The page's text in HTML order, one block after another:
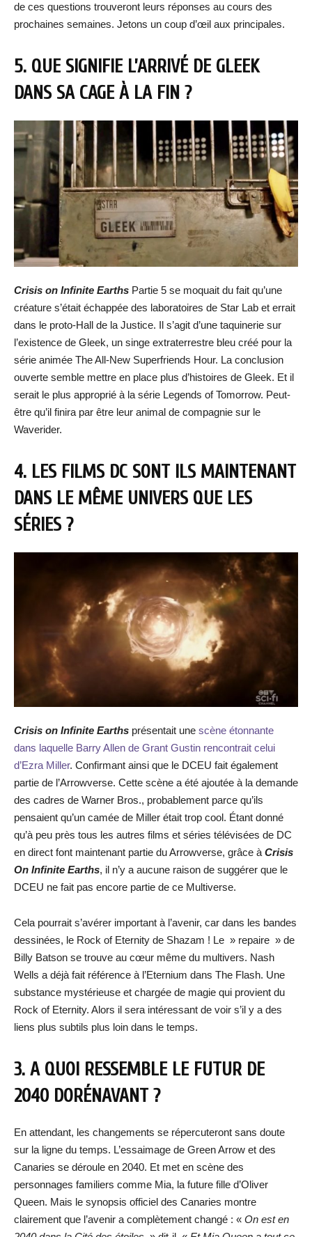
de ces questions trouveront leurs réponses au cours des
prochaines semaines. Jetons un coup d’œil aux principales.
5. QUE SIGNIFIE L’ARRIVÉ DE GLEEK
DANS SA CAGE À LA FIN ?
Crisis on Infinite Earths Partie 5 se moquait du fait qu’une
créature s’était échappée des laboratoires de Star Lab et errait
dans le proto-Hall de la Justice. Il s’agit d’une taquinerie sur
l’existence de Gleek, un singe extraterrestre bleu créé pour la
série animée The All-New Superfriends Hour. La conclusion
ouverte semble mettre en place plus d’histoires de Gleek. Et il
serait le plus approprié à la série Legends of Tomorrow. Peut-
être qu’il finira par être leur animal de compagnie sur le
Waverider.
4. LES FILMS DC SONT ILS MAINTENANT
DANS LE MÊME UNIVERS QUE LES
SÉRIES ?
Crisis on Infinite Earths présentait une scène étonnante
dans laquelle Barry Allen de Grant Gustin rencontrait celui
d’Ezra Miller. Confirmant ainsi que le DCEU fait également
partie de l’Arrowverse. Cette scène a été ajoutée à la demande
des cadres de Warner Bros., probablement parce qu’ils
pensaient qu’un camée de Miller était trop cool. Étant donné
qu’à peu près tous les autres films et séries télévisées de DC
en direct font maintenant partie du Arrowverse, grâce àCrisis
On Infinite Earths, il n’y a aucune raison de suggérer que le
DCEU ne fait pas encore partie de ce Multiverse.
Cela pourrait s’avérer important à l’avenir, car dans les bandes
dessinées, le Rock of Eternity de Shazam ! Le » repaire » de
Billy Batson se trouve au cœur même du multivers. Nash
Wells a déjà fait référence à l’Eternium dans The Flash. Une
substance mystérieuse et chargée de magie qui provient du
Rock of Eternity. Alors il sera intéressant de voir s’il y a des
liens plus subtils plus loin dans le temps.
3. A QUOI RESSEMBLE LE FUTUR DE
2040 DORÉNAVANT ?
En attendant, les changements se répercuteront sans doute
sur la ligne du temps. L’essaimage de Green Arrow et des
Canaries se déroule en 2040. Et met en scène des
personnages familiers comme Mia, la future fille d’Oliver
Queen. Mais le synopsis officiel des Canaries montre
clairement que l’avenir a complètement changé : « On est en